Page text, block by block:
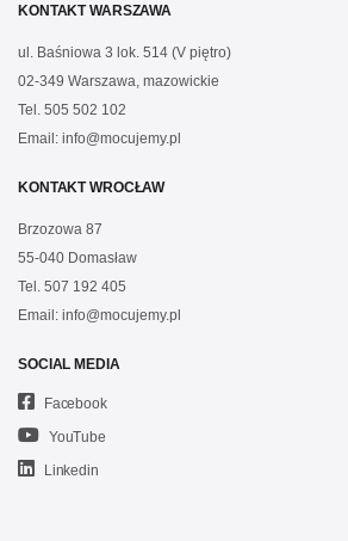
KONTAKT WARSZAWA
ul. Baśniowa 3 lok. 514 (V piętro)
02-349 Warszawa, mazowickie
Tel. 505 502 102
Email: info@mocujemy.pl
KONTAKT WROCŁAW
Brzozowa 87
55-040 Domasław
Tel. 507 192 405
Email: info@mocujemy.pl
SOCIAL MEDIA
Facebook
YouTube
Linkedin